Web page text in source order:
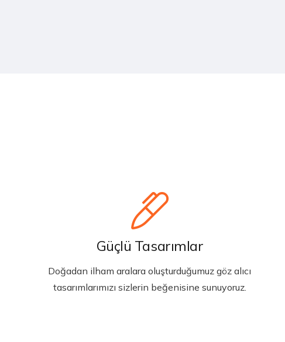
Güçlü Tasarımlar
Doğadan ilham aralara oluşturduğumuz göz alıcı
tasarımlarımızı sizlerin beğenisine sunuyoruz.